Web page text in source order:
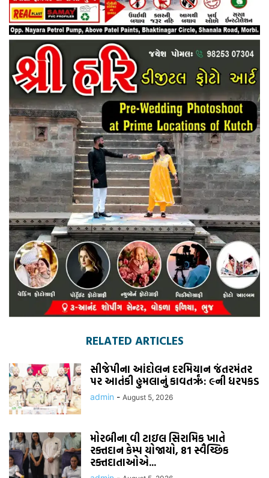
RELATED ARTICLES
સીજેપીના આંદોલન દરમિયાન જંતરમંતર
પર આતંકી હુમલાનું કાવતરૃં: ૯ની ધરપકડ
admin - August 5, 2026
મોરબીના વી ટાઇલ સિરામિક ખાતે
રક્તદાન કેમ્પ યોજાયો, 81 સ્વૈચ્છિક
રક્તદાતાઓએ...